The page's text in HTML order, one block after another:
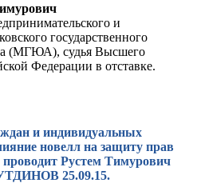
и
государственного
(МГЮА), судья Высшего
Федерации в отставке.
и индивидуальных
новелл на защиту прав
Рустем Тимурович
25.09.15.